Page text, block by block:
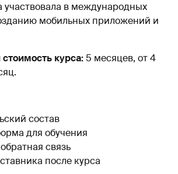
участвовала в международных
мобильных приложений и
курса:5 месяцев, от 4
состав
для обучения
связь
после курса